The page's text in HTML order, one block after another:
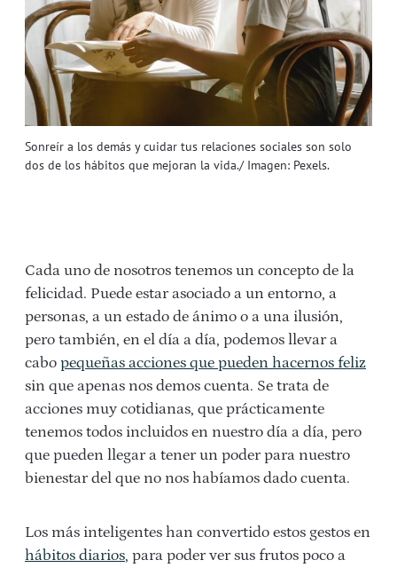
Sonreír a los demás y cuidar tus relaciones sociales son solo
dos de los hábitos que mejoran la vida./ Imagen: Pexels.
Cada uno de nosotros tenemos un concepto de la
felicidad. Puede estar asociado a un entorno, a
personas, a un estado de ánimo o a una ilusión,
pero también, en el día a día, podemos llevar a
cabo pequeñas acciones que pueden hacernos feliz
sin que apenas nos demos cuenta. Se trata de
acciones muy cotidianas, que prácticamente
tenemos todos incluidos en nuestro día a día, pero
que pueden llegar a tener un poder para nuestro
bienestar del que no nos habíamos dado cuenta.
Los más inteligentes han convertido estos gestos en
hábitos diarios, para poder ver sus frutos poco a